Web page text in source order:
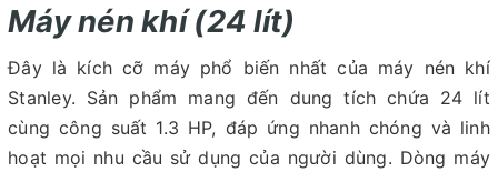
Máy nén khí (24 lít)
Đây là kích cỡ máy phổ biến nhất của máy nén khí
Stanley. Sản phẩm mang đến dung tích chứa 24 lít
cùng công suất 1.3 HP, đáp ứng nhanh chóng và linh
hoạt mọi nhu cầu sử dụng của người dùng. Dòng máy